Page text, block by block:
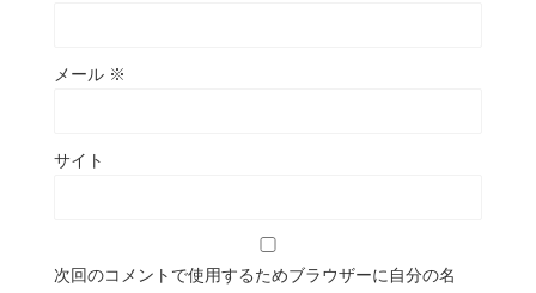
メール ※
サイト
次回のコメントで使用するためブラウザーに自分の名